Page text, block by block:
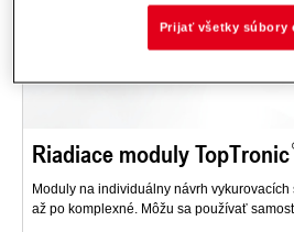
Riadiace moduly TopTronic
Moduly na individuálny návrh
až po komplexné. Môžu sa používať
Prijať všetky súbory